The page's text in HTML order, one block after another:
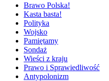
Brawo Polska!
Kasta basta!
Polityka
Wojsko
Pamiętamy
Sondaż
Wieści z kraju
Prawo i Sprawiedliwość
Antypolonizm